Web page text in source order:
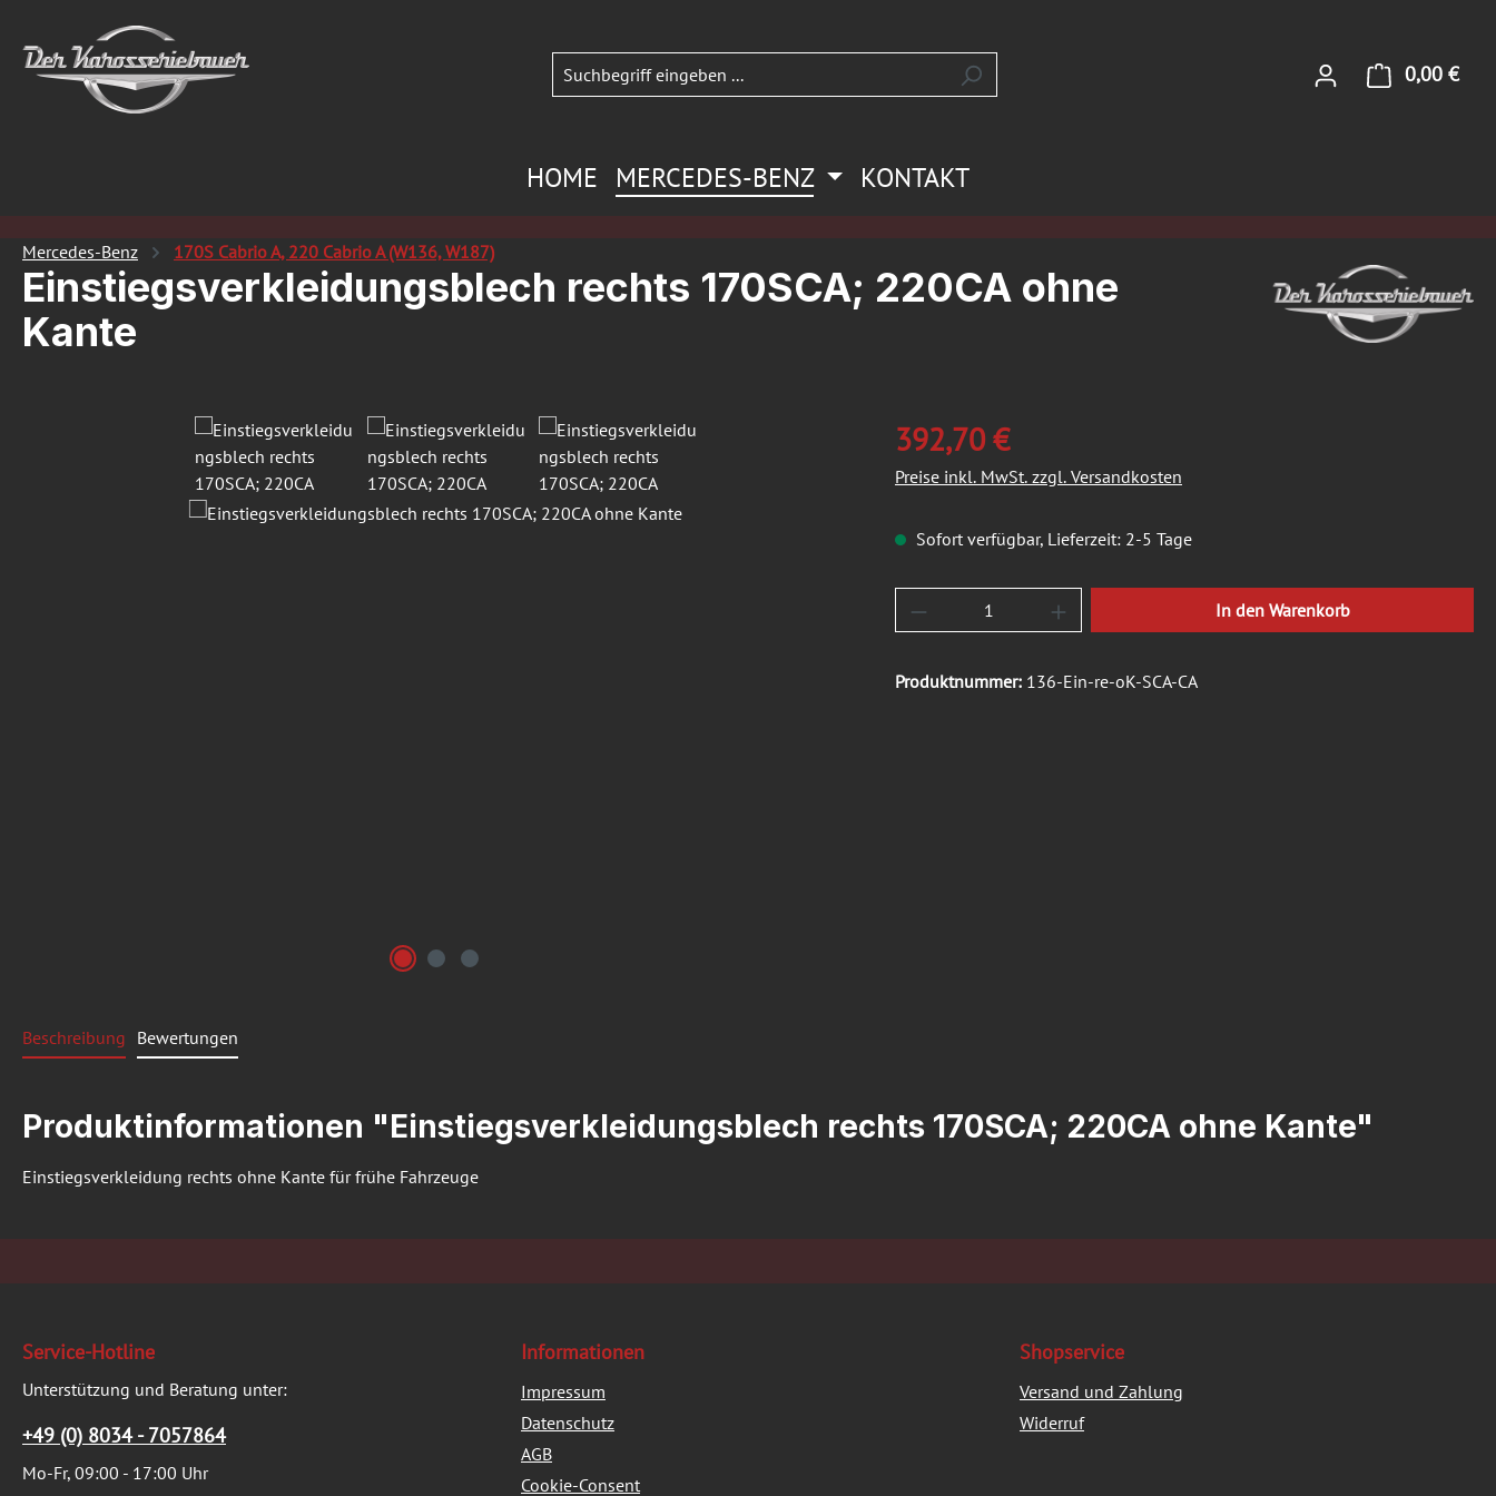
Hauptinhalt springen
Zur Suche springen
Zur Hauptnavigation springen
0,00 €
HOME MERCEDES-BENZ KONTAKT
Mercedes-Benz 170S Cabrio A, 220 Cabrio A (W136, W187)
Einstiegsverkleidungsblech rechts 170SCA; 220CA ohne
Kante
Bildergalerie überspringen 392,70 €
Preise inkl. MwSt. zzgl. Versandkosten
Sofort verfügbar, Lieferzeit: 2-5 Tage
Produkt Anzahl: Gib den gewünschten Wert ein
In den Warenkorb
Produktnummer: 136-Ein-re-oK-SCA-CA
Beschreibung Bewertungen
Produktinformationen "Einstiegsverkleidungsblech rechts 170SCA; 220CA ohne Kante"
Einstiegsverkleidung rechts ohne Kante für frühe Fahrzeuge
Service-Hotline
Unterstützung und Beratung unter:
+49 (0) 8034 - 7057864
Mo-Fr, 09:00 - 17:00 Uhr
Informationen
Impressum
Datenschutz
AGB
Cookie-Consent
Shopservice
Versand und Zahlung
Widerruf